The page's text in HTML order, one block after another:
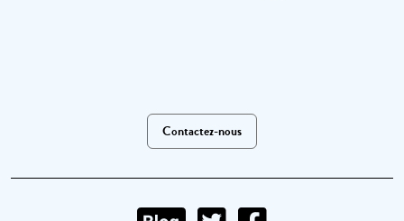
Contactez-nous